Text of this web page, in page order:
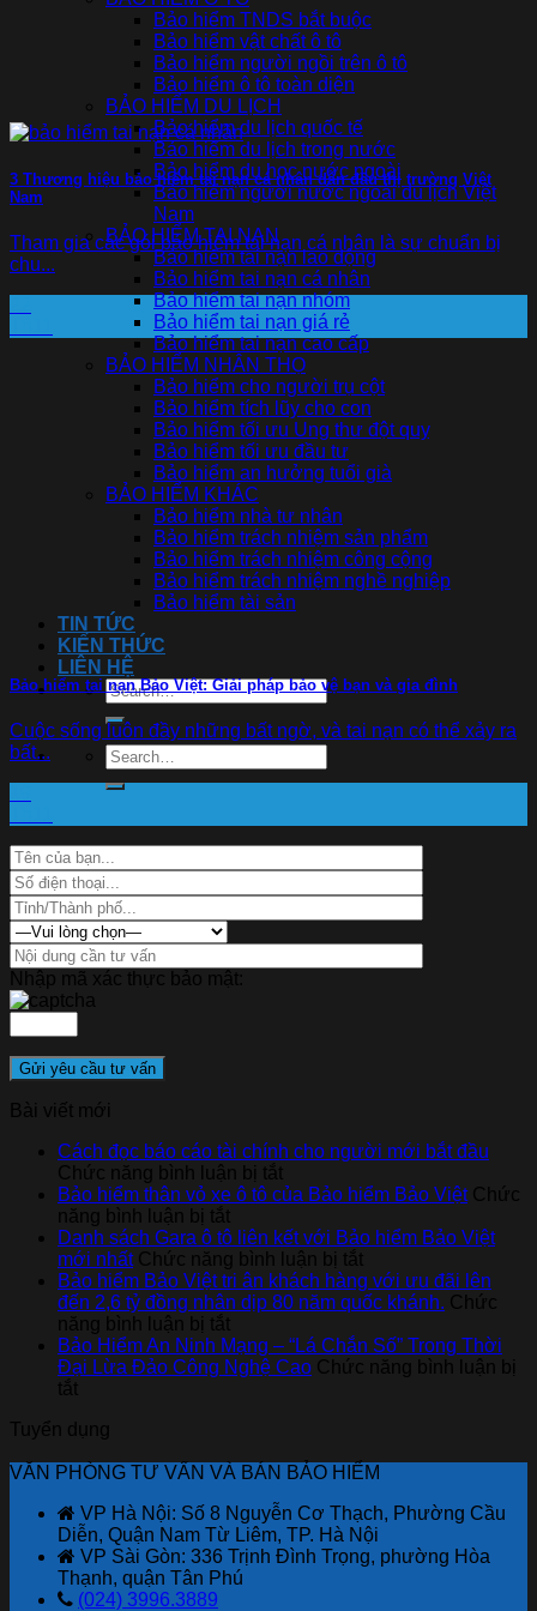
Bảo hiểm TNDS bắt buộc
Bảo hiểm vật chất ô tô
Bảo hiểm người ngồi trên ô tô
Bảo hiểm ô tô toàn diện
BẢO HIỂM DU LỊCH
Bảo hiểm du lịch quốc tế
Bảo hiểm du lịch trong nước
Bảo hiểm du học nước ngoài
Bảo hiểm người nước ngoài du lịch Việt
Nam
BẢO HIỂM TAI NẠN
Bảo hiểm tai nạn lao động
Bảo hiểm tai nạn cá nhân
Bảo hiểm tai nạn nhóm
Bảo hiểm tai nạn giá rẻ
Bảo hiểm tai nạn cao cấp
BẢO HIỂM NHÂN THỌ
Bảo hiểm cho người trụ cột
Bảo hiểm tích lũy cho con
Bảo hiểm tối ưu Ung thư đột quỵ
Bảo hiểm tối ưu đầu tư
Bảo hiểm an hưởng tuổi già
BẢO HIỂM KHÁC
Bảo hiểm nhà tư nhân
Bảo hiểm trách nhiệm sản phẩm
Bảo hiểm trách nhiệm công cộng
Bảo hiểm trách nhiệm nghề nghiệp
Bảo hiểm tài sản
TIN TỨC
KIẾN THỨC
LIÊN HỆ
3 Thương hiệu bảo hiểm tai nạn cá nhân dẫn đầu thị trường Việt
Nam
Tham gia các gói bảo hiểm tai nạn cá nhân là sự chuẩn bị
chu...
Bảo hiểm tai nạn Bảo Việt: Giải pháp bảo vệ bạn và gia đình
Cuộc sống luôn đầy những bất ngờ, và tai nạn có thể xảy ra
bất...
Nhập mã xác thực bảo mật:
Bài viết mới
Cách đọc báo cáo tài chính cho người mới bắt đầu
Chức năng bình luận bị tắtở
Cách
báo
cáo
tài
chính
người
mới
Bảo hiểm thân vỏ xe ô tô của Bảo hiểm Bảo Việt Chức
năng bình luận bị tắtở
Bảo
hiểm
thân
vỏ
xe
ô
tô
Việt
Danh sách Gara ô tô liên kết với Bảo hiểm Bảo Việt
mới nhất Chức năng bình luận bị tắtở
Danh
sách
ô
tô
hiểm
Việt
mới
nhất
Bảo hiểm Bảo Việt tri ân khách hàng với ưu đãi lên
đến 2,6 tỷ đồng nhân dịp 80 năm quốc khánh. Chức
năng bình luận bị tắtở
Bảo
hiểm
khách
với
ưu
đãi
lên
Bảo Hiểm An Ninh Mạng – “Lá Chắn Số” Trong Thời
Đại Lừa Đảo Công Nghệ Cao Chức năng bình luận bị
tắtở
Hiểm
Ninh
–
“Lá
Chắn
Số”
Trong
Tuyển dụng
VĂN PHÒNG TƯ VẤN VÀ BÁN BẢO HIỂM
VP Hà Nội: Số 8 Nguyễn Cơ Thạch, Phường Cầu
Diễn, Quận Nam Từ Liêm, TP. Hà Nội
VP Sài Gòn: 336 Trịnh Đình Trọng, phường Hòa
Thạnh, quận Tân Phú
(024) 3996.3889